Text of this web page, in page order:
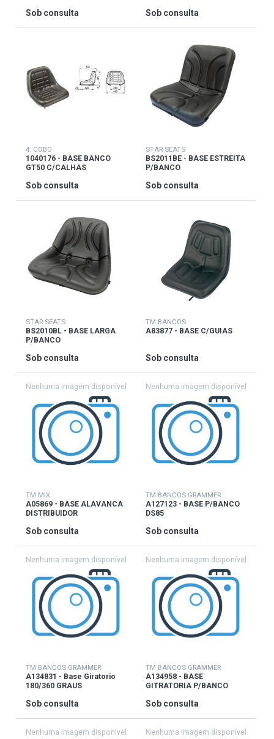
Sob consulta Sob consulta
4. COBO
1040176 - BASE BANCO
GT50 C/CALHAS
Sob consulta
STAR SEATS
BS2011BE - BASE ESTREITA
P/BANCO
Sob consulta
STAR SEATS
BS2010BL - BASE LARGA
P/BANCO
Sob consulta
TM BANCOS
A83877 - BASE C/GUIAS
Sob consulta
TM MIX
A05869 - BASE ALAVANCA
DISTRIBUIDOR
Sob consulta
TM BANCOS GRAMMER
A127123 - BASE P/BANCO
DS85
Sob consulta
TM BANCOS GRAMMER
A134831 - Base Giratorio
180/360 GRAUS
Sob consulta
TM BANCOS GRAMMER
A134958 - BASE
GITRATORIA P/BANCO
Sob consulta